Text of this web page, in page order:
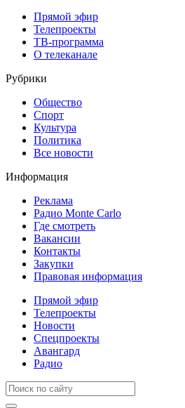
Прямой эфир
Телепроекты
ТВ-программа
О телеканале
Рубрики
Общество
Спорт
Культура
Политика
Все новости
Информация
Реклама
Радио Monte Carlo
Где смотреть
Вакансии
Контакты
Закупки
Правовая информация
Прямой эфир
Телепроекты
Новости
Спецпроекты
Авангард
Радио